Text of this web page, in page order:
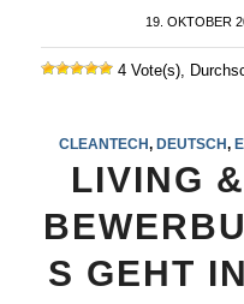
19. OKTOBER
/
4 Vote(s),
CLEANTECH,DEUTSCH,
LIVING
S GEHT